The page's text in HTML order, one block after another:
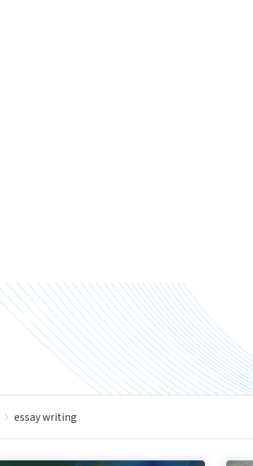
essay writing